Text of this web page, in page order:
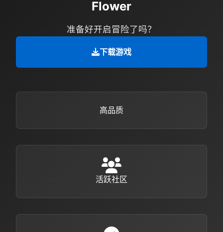
Flower
准备好开启冒险了吗？
下载游戏
高品质
活跃社区